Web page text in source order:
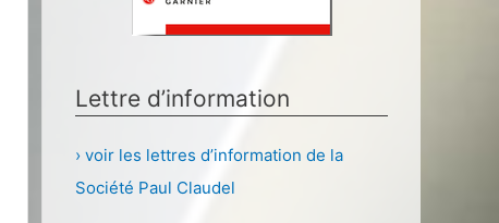
Lettre d’information
› voir les lettres d’information de la
Société Paul Claudel